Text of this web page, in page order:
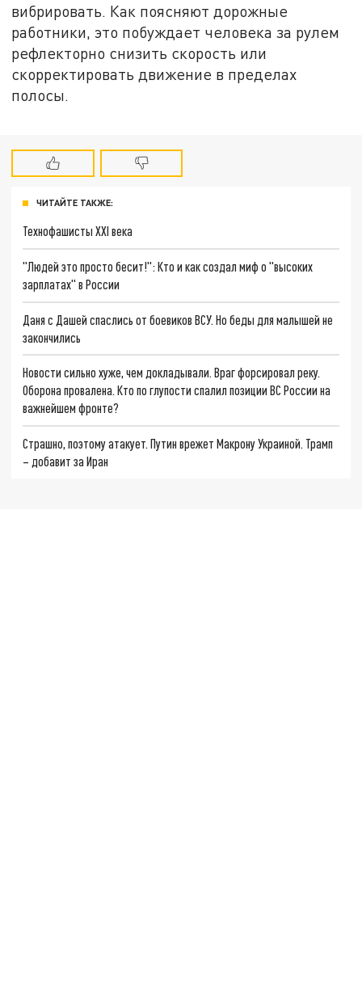
вибрировать. Как поясняют дорожные
работники, это побуждает человека за рулем
рефлекторно снизить скорость или
скорректировать движение в пределах
полосы.
ЧИТАЙТЕ ТАКЖЕ:
Технофашисты XXI века
"Людей это просто бесит!": Кто и как создал миф о "высоких
зарплатах" в России
Даня с Дашей спаслись от боевиков ВСУ. Но беды для малышей не
закончились
Новости сильно хуже, чем докладывали. Враг форсировал реку.
Оборона провалена. Кто по глупости спалил позиции ВС России на
важнейшем фронте?
Страшно, поэтому атакует. Путин врежет Макрону Украиной. Трамп
– добавит за Иран